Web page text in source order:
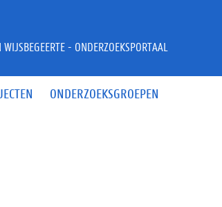
ONDERZOEKSGROEPEN
- ONDERZOEKSPORTAAL